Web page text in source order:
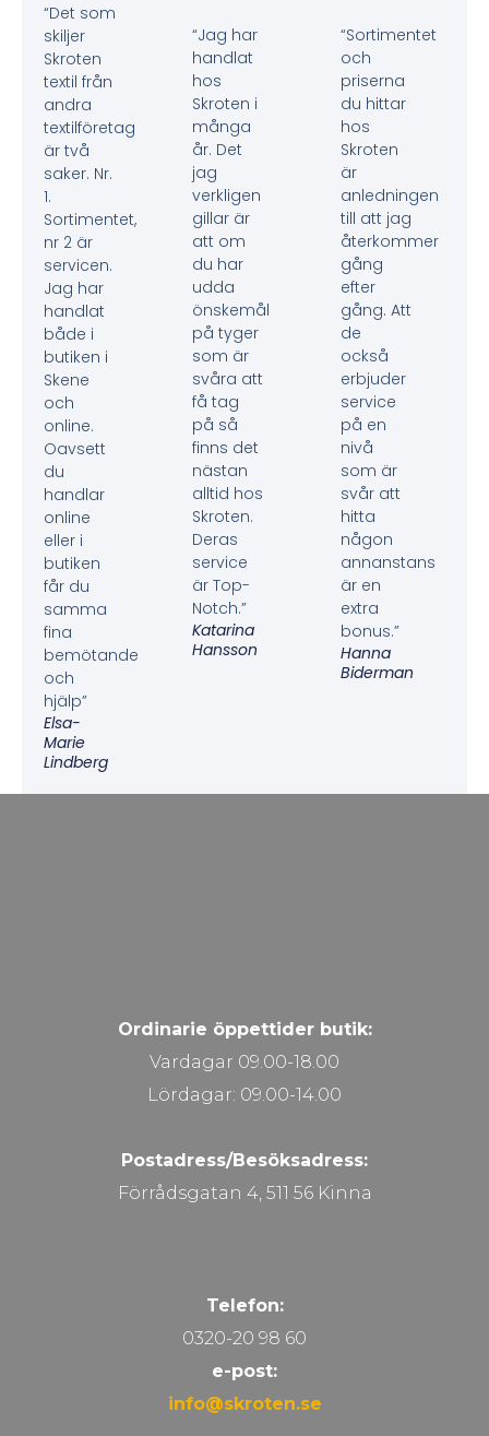
“Det som
skiljer
Skroten
textil från
andra
textilföretag
är två
saker. Nr.
1.
Sortimentet,
nr 2 är
servicen.
Jag har
handlat
både i
butiken i
Skene
och
online.
Oavsett
du
handlar
online
eller i
butiken
får du
samma
fina
bemötande
och
hjälp”
Elsa-
Marie
Lindberg
“Jag har
handlat
hos
Skroten i
många
år. Det
jag
verkligen
gillar är
att om
du har
udda
önskemål
på tyger
som är
svåra att
få tag
på så
finns det
nästan
alltid hos
Skroten.
Deras
service
är Top-
Notch.”
Katarina
Hansson
“Sortimentet
och
priserna
du hittar
hos
Skroten
är
anledningen
till att jag
återkommer
gång
efter
gång. Att
de
också
erbjuder
service
på en
nivå
som är
svår att
hitta
någon
annanstans
är en
extra
bonus.”
Hanna
Biderman
Ordinarie öppettider butik:
Vardagar 09.00-18.00
Lördagar: 09.00-14.00
Postadress/Besöksadress:
Förrådsgatan 4, 511 56 Kinna
Telefon:
0320-20 98 60
e-post:
info@skroten.se